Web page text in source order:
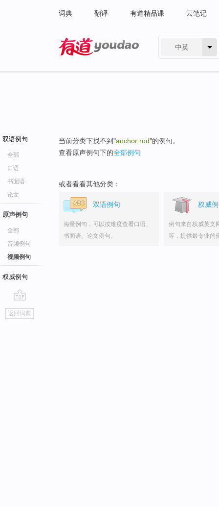
词典 翻译 有道精品课 云笔记
中英
双语例句
全部
口语
书面语
论文
原声例句
全部
音频例句
视频例句
权威例句
go
top
返回词典
当前分类下找不到"anchor rod"的例句。
查看原声例句下的全部例句
或者看看其他分类：
双语例句
海量例句，可以按难度查看口语、
书面语、论文例句。
权威
例句来自权威英文
等，提供最专业的